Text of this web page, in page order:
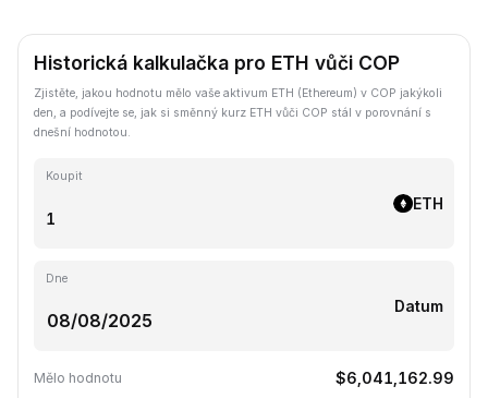
Historická kalkulačka pro ETH vůči COP
Zjistěte, jakou hodnotu mělo vaše aktivum ETH (Ethereum) v COP jakýkoli
den, a podívejte se, jak si směnný kurz ETH vůči COP stál v porovnání s
dnešní hodnotou.
Koupit
ETH
Dne
Datum
Mělo hodnotu $6,041,162.99